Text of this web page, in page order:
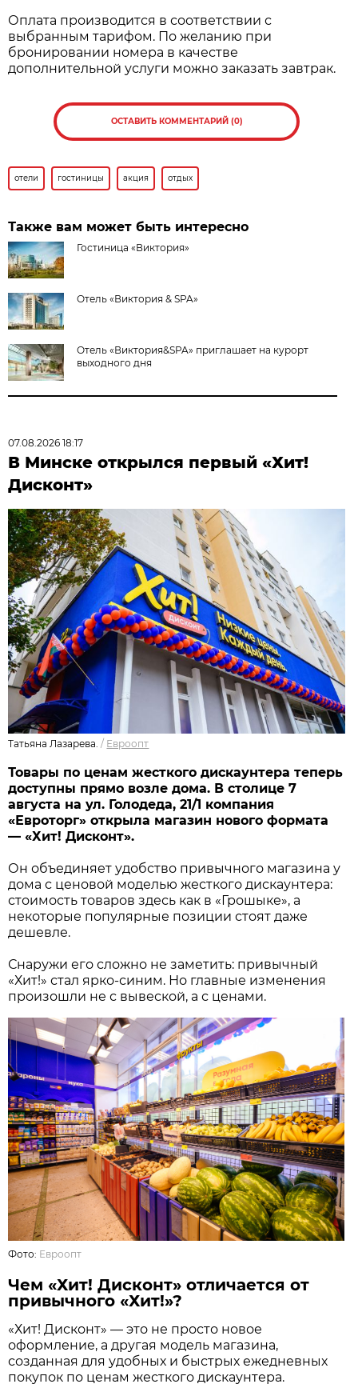
Оплата производится в соответствии с
выбранным тарифом. По желанию при
бронировании номера в качестве
дополнительной услуги можно заказать завтрак.
ОСТАВИТЬ КОММЕНТАРИЙ (0)
отели гостиницы акция отдых
Также вам может быть интересно
Гостиница «Виктория»
Отель «Виктория & SPA»
Отель «Виктория&SPA» приглашает на курорт
выходного дня
07.08.2026 18:17
В Минске открылся первый «Хит!
Дисконт»
Татьяна Лазарева. / Евроопт
Товары по ценам жесткого дискаунтера теперь
доступны прямо возле дома. В столице 7
августа на ул. Голодеда, 21/1 компания
«Евроторг» открыла магазин нового формата
— «Хит! Дисконт».
Он объединяет удобство привычного магазина у
дома с ценовой моделью жесткого дискаунтера:
стоимость товаров здесь как в «Грошыке», а
некоторые популярные позиции стоят даже
дешевле.
Снаружи его сложно не заметить: привычный
«Хит!» стал ярко-синим. Но главные изменения
произошли не с вывеской, а с ценами.
Фото: Евроопт
Чем «Хит! Дисконт» отличается от
привычного «Хит!»?
«Хит! Дисконт» — это не просто новое
оформление, а другая модель магазина,
созданная для удобных и быстрых ежедневных
покупок по ценам жесткого дискаунтера.